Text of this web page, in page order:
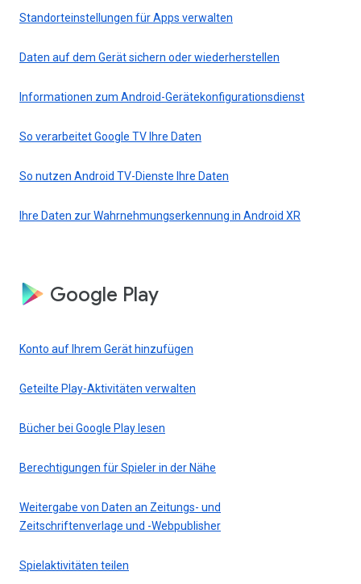
Standorteinstellungen für Apps verwalten
Daten auf dem Gerät sichern oder wiederherstellen
Informationen zum Android-Gerätekonfigurationsdienst
So verarbeitet Google TV Ihre Daten
So nutzen Android TV-Dienste Ihre Daten
Ihre Daten zur Wahrnehmungserkennung in Android XR
Google Play
Konto auf Ihrem Gerät hinzufügen
Geteilte Play-Aktivitäten verwalten
Bücher bei Google Play lesen
Berechtigungen für Spieler in der Nähe
Weitergabe von Daten an Zeitungs- und
Zeitschriftenverlage und -Webpublisher
Spielaktivitäten teilen